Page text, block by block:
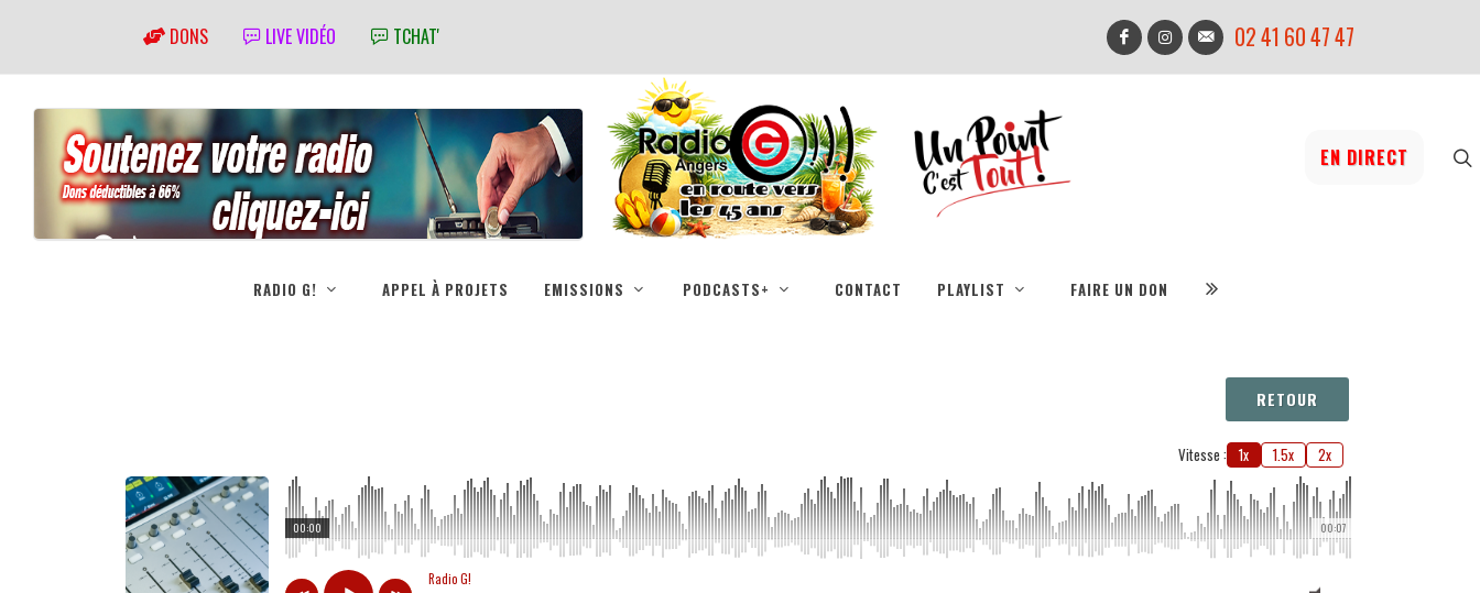
DONS LIVE VIDÉO TCHAT' 02 41 60 47 47
EN DIRECT
RADIO G! APPEL À PROJETS EMISSIONS PODCASTS+ CONTACT PLAYLIST FAIRE UN DON
RETOUR
Vitesse : 1x 1.5x 2x
00:07
00:00
Radio G!